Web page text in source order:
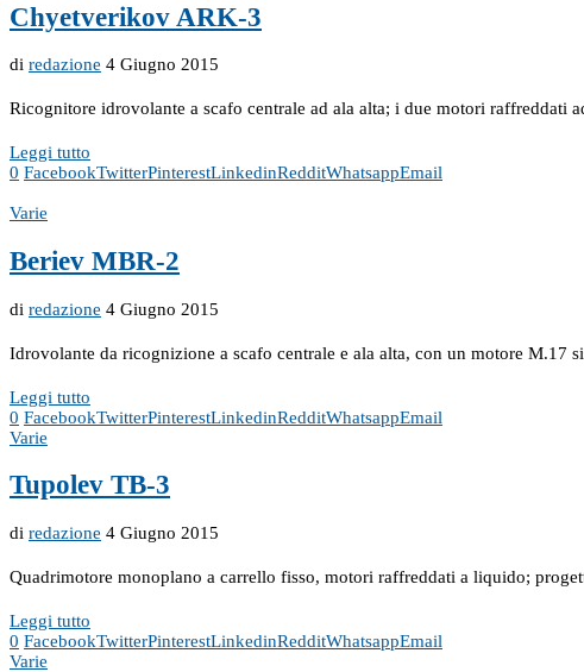
Chyetverikov ARK-3
di redazione 4 Giugno 2015
Ricognitore idrovolante a scafo centrale ad ala alta; i due motori raffreddati
Leggi tutto
0 FacebookTwitterPinterestLinkedinRedditWhatsappEmail
Varie
Beriev MBR-2
di redazione 4 Giugno 2015
Idrovolante da ricognizione a scafo centrale e ala alta, con un motore M.17
Leggi tutto
0 FacebookTwitterPinterestLinkedinRedditWhatsappEmail
Varie
Tupolev TB-3
di redazione 4 Giugno 2015
Quadrimotore monoplano a carrello fisso, motori raffreddati a liquido;
Leggi tutto
0 FacebookTwitterPinterestLinkedinRedditWhatsappEmail
Varie